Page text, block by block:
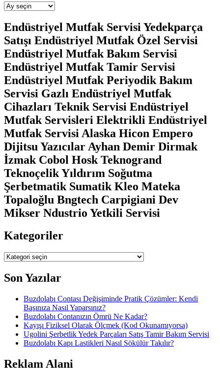
Arşivler
Endüstriyel Mutfak Servisi Yedekparça
Satışı Endüstriyel Mutfak Özel Servisi
Endüstriyel Mutfak Bakım Servisi
Endüstriyel Mutfak Tamir Servisi
Endüstriyel Mutfak Periyodik Bakım
Servisi Gazlı Endüstriyel Mutfak
Cihazları Teknik Servisi Endüstriyel
Mutfak Servisleri Elektrikli Endüstriyel
Mutfak Servisi Alaska Hicon Empero
Dijitsu Yazıcılar Ayhan Demir Dirmak
İzmak Cobol Hosk Teknogrand
Teknoçelik Yıldırım Soğutma
Şerbetmatik Sumatik Kleo Mateka
Topaloğlu Bngtech Carpigiani Dev
Mikser Ndustrio Yetkili Servisi
Kategoriler
Kategoriler
Son Yazılar
Buzdolabı Contası Değişiminde Pratik Çözümler: Kendi
Başınıza Nasıl Yaparsınız?
Buzdolabı Contanızın Ömrü Ne Kadar?
Kayışı Fiziksel Olarak Ölçmek (Kod Okunamıyorsa)
Ugolini Şerbetlik Yedek Parçaları Satış Tamir Bakım Servisi
Buzdolabı Kapı Lastikleri Nasıl Sökülür Takılır?
Reklam Alani